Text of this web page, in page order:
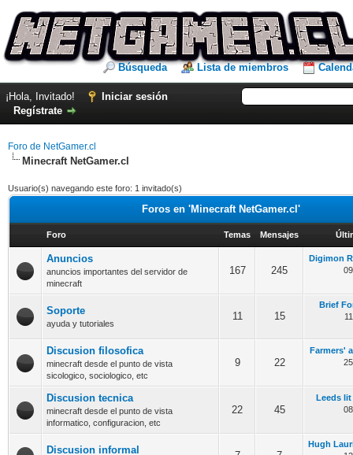
Búsqueda Lista de miembros
¡Hola, Invitado!
Iniciar sesión
Regístrate
Foro de NetGamer.cl
Minecraft NetGamer.cl
Usuario(s) navegando este foro: 1 invitado(s)
Foros en 'Minecraft NetGamer.cl'
Foro Temas Mensajes
Anuncios
anuncios importantes del servidor de
minecraft
167 245
Digimon
Soporte
ayuda y tutoriales
11 15
Brief
Discusion filosofica
minecraft desde el punto de vista
sicologico, sociologico, etc
9 22
Farmers'
Discusion tecnica
minecraft desde el punto de vista
informatico, configuracion, etc
22 45
Leeds lit
Discusion informal
Hugh